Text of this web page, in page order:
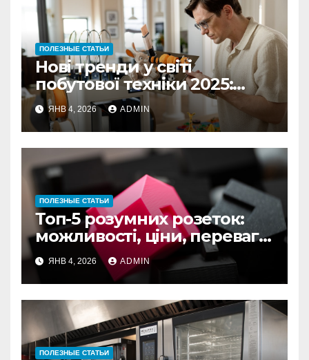
ПОЛЕЗНЫЕ СТАТЬИ
Нові тренди у світі
побутової техніки 2025:
роботизовані помічники та
автоматизація побуту
ЯНВ 4, 2026 ADMIN
ПОЛЕЗНЫЕ СТАТЬИ
Топ-5 розумних розеток:
можливості, ціни, переваги
для дому
ЯНВ 4, 2026 ADMIN
ПОЛЕЗНЫЕ СТАТЬИ